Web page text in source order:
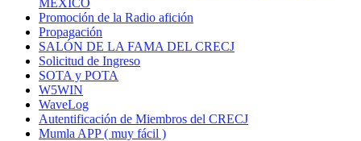
MEXICO
Promoción de la Radio afición
Propagación
SALÓN DE LA FAMA DEL CRECJ
Solicitud de Ingreso
SOTA y POTA
W5WIN
WaveLog
Autentificación de Miembros del CRECJ
Mumla APP ( muy fácil )